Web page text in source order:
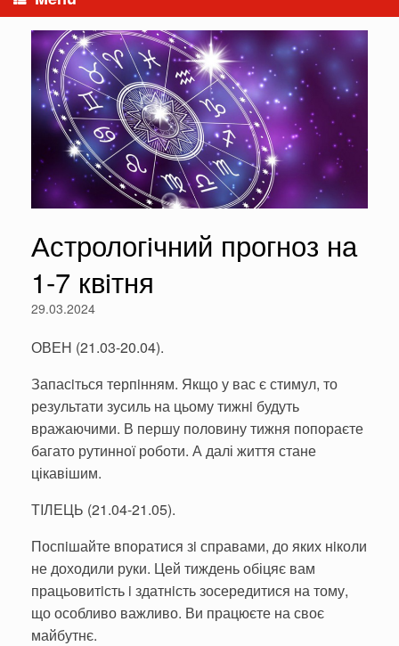
Астрологiчний прогноз на
1-7 квiтня
29.03.2024
ОВЕН (21.03-20.04).
Запасiться терпiнням. Якщо у вас є стимул, то
результати зусиль на цьому тижнi будуть
вражаючими. В першу половину тижня попораєте
багато рутинної роботи. А далі життя стане
цікавішим.
ТIЛЕЦЬ (21.04-21.05).
Поспiшайте впоратися зi справами, до яких нiколи
не доходили руки. Цей тиждень обіцяє вам
працьовитiсть i здатнiсть зосередитися на тому,
що особливо важливо. Ви працюєте на своє
майбутнє.